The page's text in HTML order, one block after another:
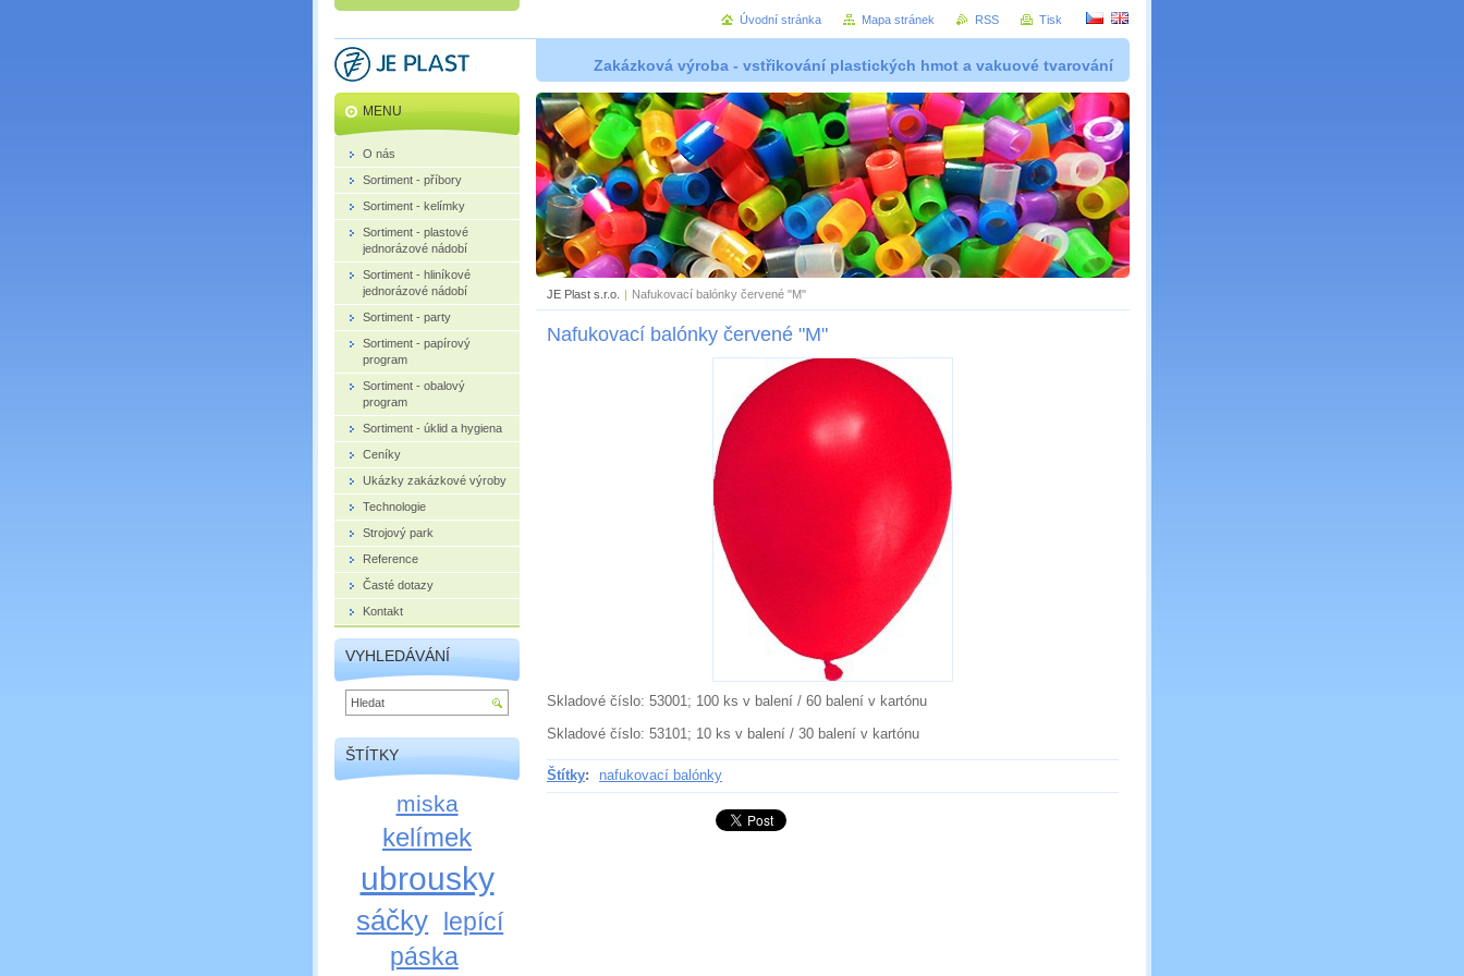
Zakázková výroba - vstřikování plastických hmot a vakuové tvarování
JE Plast s.r.o. | Nafukovací balónky červené "M"
Nafukovací balónky červené "M"
Skladové číslo: 53001; 100 ks v balení / 60 balení v kartónu
Skladové číslo: 53101; 10 ks v balení / 30 balení v kartónu
Štítky: nafukovací balónky
MENU
O nás
Sortiment - příbory
Sortiment - kelímky
Sortiment - plastové
jednorázové nádobí
Sortiment - hliníkové
jednorázové nádobí
Sortiment - party
Sortiment - papírový
program
Sortiment - obalový
program
Sortiment - úklid a hygiena
Ceníky
Ukázky zakázkové výroby
Technologie
Strojový park
Reference
Časté dotazy
Kontakt
VYHLEDÁVÁNÍ
ŠTÍTKY
miska
kelímek
ubrousky
sáčky lepící
páska
Úvodní stránka Mapa stránek RSS Tisk